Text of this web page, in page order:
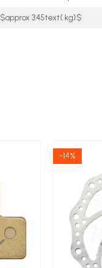
$approx 3.45text{ kg}$
-14%